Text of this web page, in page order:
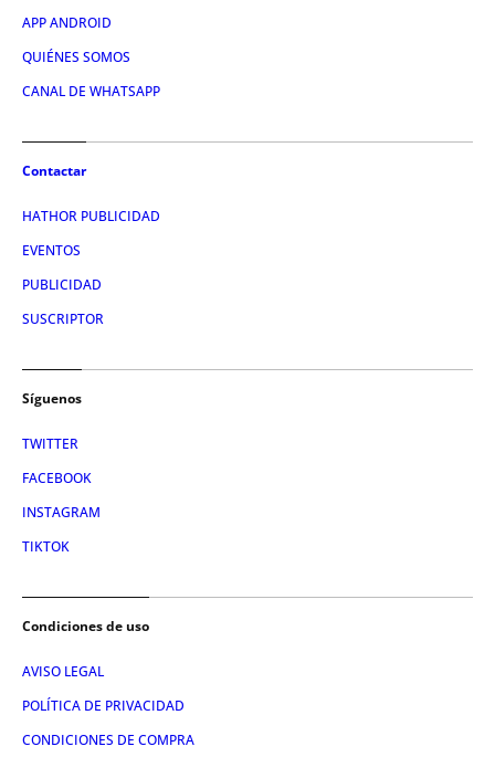
APP ANDROID
QUIÉNES SOMOS
CANAL DE WHATSAPP
Contactar
HATHOR PUBLICIDAD
EVENTOS
PUBLICIDAD
SUSCRIPTOR
Síguenos
TWITTER
FACEBOOK
INSTAGRAM
TIKTOK
Condiciones de uso
AVISO LEGAL
POLÍTICA DE PRIVACIDAD
CONDICIONES DE COMPRA